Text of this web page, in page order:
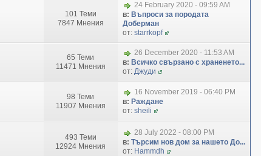
101 Теми
7847 Мнения
24 February 2020 - 09:59 AM
в: Въпроси за породата
Доберман
от: starrkopf
65 Теми
11471 Мнения
26 December 2020 - 11:53 AM
в: Всичко свързано с храненето...
от: Джуди
98 Теми
11907 Мнения
16 November 2019 - 06:40 PM
в: Раждане
от: sheili
493 Теми
12924 Мнения
28 July 2022 - 08:00 PM
в: Търсим нов дом за нашето До...
от: Hammdh